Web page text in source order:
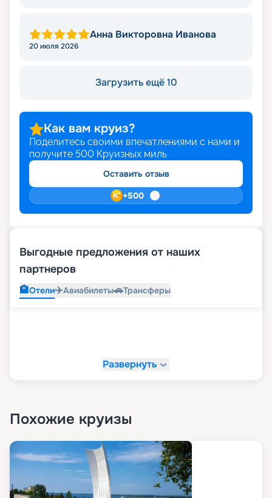
Анна Викторовна Иванова
20 июля 2026
Загрузить ещё 10
Как вам круиз?
Поделитесь своими впечатлениями с нами и
получите 500 Круизных миль
Оставить отзыв
+500
Выгодные предложения от наших
партнеров
🏨Отели✈️Авиабилеты🚗Трансферы
Развернуть
Похожие круизы